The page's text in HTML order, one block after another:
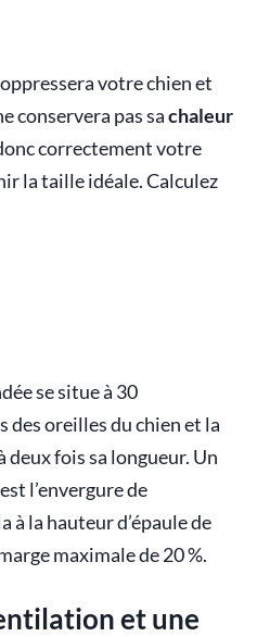
votre chien et
conservera pas sachaleur
correctement votre
la taille idéale. Calculez
se situe à 30
des oreilles du chien et la
fois sa longueur. Un
l’envergure de
à la hauteur d’épaule de
maximale de 20 %.
et une